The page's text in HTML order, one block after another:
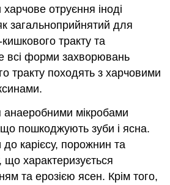
харчове отруєння іноді
загальноприйнятий для
тракту та
всі форми захворювань
тракту походять з харчовими
анаеробними мікробами
пошкоджують зуби і ясна.
карієсу, порожнин та
що характеризується
та ерозією ясен. Крім того,